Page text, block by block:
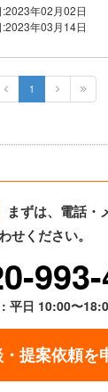
:2023年02月02日
:2023年03月14日
1
まずは、電話・
せください。
平日 10:00〜
提案依頼を